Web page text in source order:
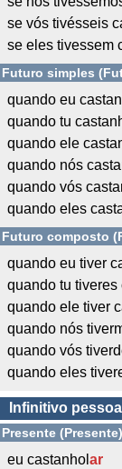
se vós tivésseis
se eles tivessem
Futuro simples
quando eu
quando tu
quando ele
quando nós
quando vós
quando eles
Futuro composto
quando eu tiver
quando tu tiveres
quando ele tiver
quando nós
quando vós
quando eles
Infinitivo
Presente (Presente)
eu castanhol ar